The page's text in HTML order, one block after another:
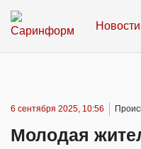
Новости
6 сентября 2025, 10:56
Молодая